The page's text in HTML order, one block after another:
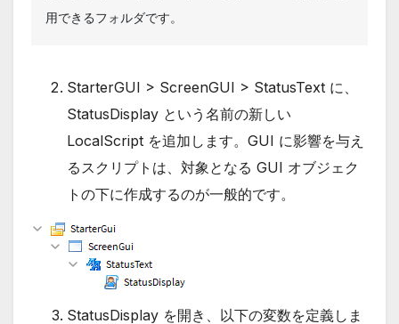
用できるフォルダです。
StarterGUI > ScreenGUI > StatusText に、
StatusDisplay という名前の新しい
LocalScript を追加します。GUI に影響を与え
るスクリプトは、対象となる GUI オブジェク
トの下に作成するのが一般的です。
StatusDisplay を開き、以下の変数を定義しま